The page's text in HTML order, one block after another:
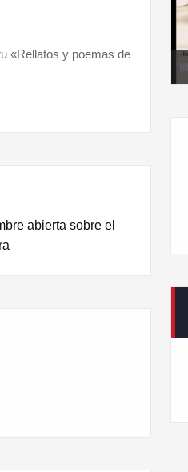
«Rellatos y poemas de
abierta sobre el